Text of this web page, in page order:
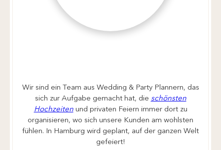
Wir sind ein Team aus Wedding & Party Plannern, das
sich zur Aufgabe gemacht hat, die schönsten
Hochzeitenund privaten Feiern immer dort zu
organisieren, wo sich unsere Kunden am wohlsten
fühlen. In Hamburg wird geplant, auf der ganzen Welt
gefeiert!